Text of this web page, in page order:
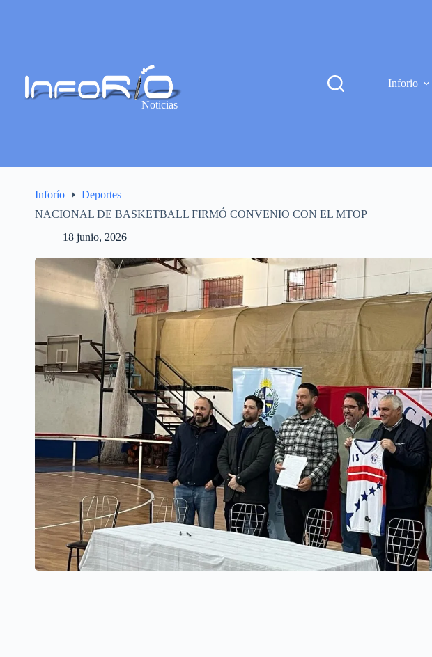
Noticias
Inforio
Inforío
Deportes
NACIONAL DE BASKETBALL FIRMÓ CONVENIO CON EL MTOP
18 junio, 2026